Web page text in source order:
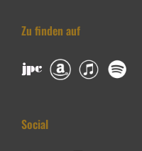
Zu finden auf
Social